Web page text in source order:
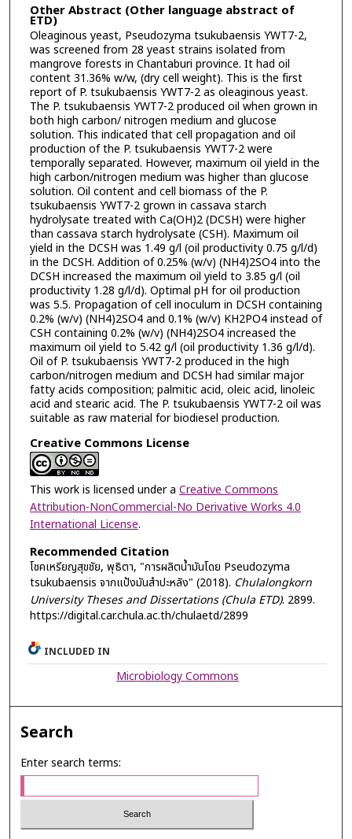
Other Abstract (Other language abstract of
ETD)
Oleaginous yeast, Pseudozyma tsukubaensis YWT7-2,
was screened from 28 yeast strains isolated from
mangrove forests in Chantaburi province. It had oil
content 31.36% w/w, (dry cell weight). This is the first
report of P. tsukubaensis YWT7-2 as oleaginous yeast.
The P. tsukubaensis YWT7-2 produced oil when grown in
both high carbon/ nitrogen medium and glucose
solution. This indicated that cell propagation and oil
production of the P. tsukubaensis YWT7-2 were
temporally separated. However, maximum oil yield in the
high carbon/nitrogen medium was higher than glucose
solution. Oil content and cell biomass of the P.
tsukubaensis YWT7-2 grown in cassava starch
hydrolysate treated with Ca(OH)2 (DCSH) were higher
than cassava starch hydrolysate (CSH). Maximum oil
yield in the DCSH was 1.49 g/l (oil productivity 0.75 g/l/d)
in the DCSH. Addition of 0.25% (w/v) (NH4)2SO4 into the
DCSH increased the maximum oil yield to 3.85 g/l (oil
productivity 1.28 g/l/d). Optimal pH for oil production
was 5.5. Propagation of cell inoculum in DCSH containing
0.2% (w/v) (NH4)2SO4 and 0.1% (w/v) KH2PO4 instead of
CSH containing 0.2% (w/v) (NH4)2SO4 increased the
maximum oil yield to 5.42 g/l (oil productivity 1.36 g/l/d).
Oil of P. tsukubaensis YWT7-2 produced in the high
carbon/nitrogen medium and DCSH had similar major
fatty acids composition; palmitic acid, oleic acid, linoleic
acid and stearic acid. The P. tsukubaensis YWT7-2 oil was
suitable as raw material for biodiesel production.
Creative Commons License
This work is licensed under a Creative Commons
Attribution-NonCommercial-No Derivative Works 4.0
International License.
Recommended Citation
โชคเหรียญสุขชัย, พุธิตา, "การผลิตน้ำมันโดย Pseudozyma
tsukubaensis จากแป้งมันสำปะหลัง" (2018). Chulalongkorn
University Theses and Dissertations (Chula ETD). 2899.
https://digital.car.chula.ac.th/chulaetd/2899
INCLUDED IN
Microbiology Commons
Search
Enter search terms: